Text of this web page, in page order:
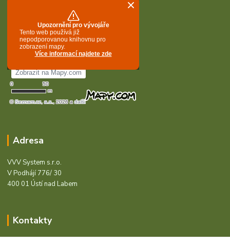
Adresa
VVV System s.r.o.
V Podhájí 776/ 30
400 01 Ústí nad Labem
Kontakty